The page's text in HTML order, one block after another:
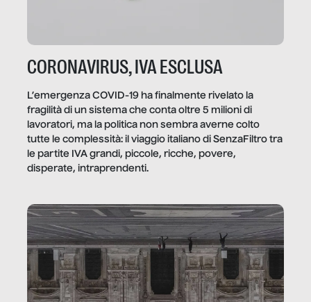
CORONAVIRUS, IVA ESCLUSA
L’emergenza COVID-19 ha finalmente rivelato la
fragilità di un sistema che conta oltre 5 milioni di
lavoratori, ma la politica non sembra averne colto
tutte le complessità: il viaggio italiano di SenzaFiltro tra
le partite IVA grandi, piccole, ricche, povere,
disperate, intraprendenti.